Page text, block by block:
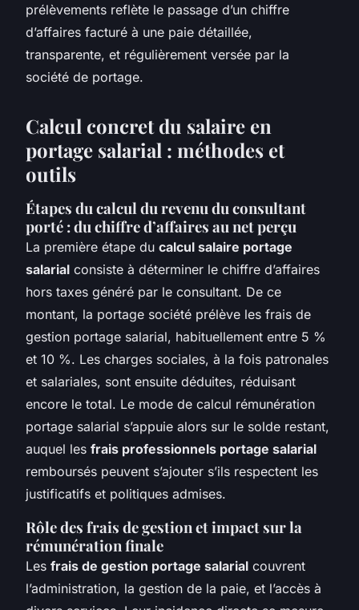
prélèvements reflète le passage d’un chiffre
d’affaires facturé à une paie détaillée,
transparente, et régulièrement versée par la
société de portage.
Calcul concret du salaire en
portage salarial : méthodes et
outils
Étapes du calcul du revenu du consultant
porté : du chiffre d’affaires au net perçu
La première étape du calcul salaire portage
salarial consiste à déterminer le chiffre d’affaires
hors taxes généré par le consultant. De ce
montant, la portage société prélève les frais de
gestion portage salarial, habituellement entre 5 %
et 10 %. Les charges sociales, à la fois patronales
et salariales, sont ensuite déduites, réduisant
encore le total. Le mode de calcul rémunération
portage salarial s’appuie alors sur le solde restant,
auquel les frais professionnels portage salarial
remboursés peuvent s’ajouter s’ils respectent les
justificatifs et politiques admises.
Rôle des frais de gestion et impact sur la
rémunération finale
Les frais de gestion portage salarial couvrent
l’administration, la gestion de la paie, et l’accès à